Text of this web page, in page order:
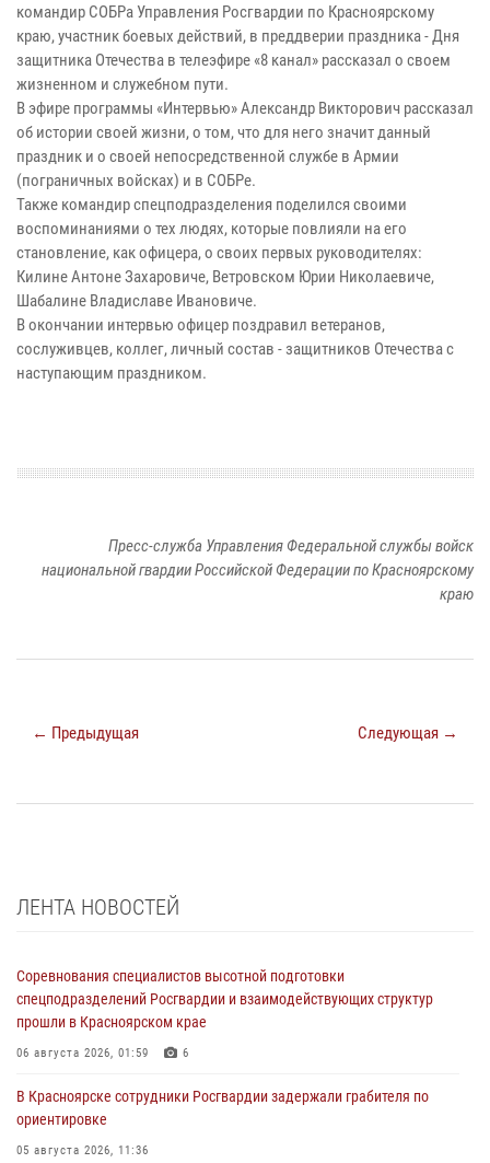
командир СОБРа Управления Росгвардии по Красноярскому
краю, участник боевых действий, в преддверии праздника - Дня
защитника Отечества в телеэфире «8 канал» рассказал о своем
жизненном и служебном пути.
В эфире программы «Интервью» Александр Викторович рассказал
об истории своей жизни, о том, что для него значит данный
праздник и о своей непосредственной службе в Армии
(пограничных войсках) и в СОБРе.
Также командир спецподразделения поделился своими
воспоминаниями о тех людях, которые повлияли на его
становление, как офицера, о своих первых руководителях:
Килине Антоне Захаровиче, Ветровском Юрии Николаевиче,
Шабалине Владиславе Ивановиче.
В окончании интервью офицер поздравил ветеранов,
сослуживцев, коллег, личный состав - защитников Отечества с
наступающим праздником.
Пресс-служба Управления Федеральной службы войск
национальной гвардии Российской Федерации по Красноярскому
краю
← Предыдущая Следующая →
ЛЕНТА НОВОСТЕЙ
Соревнования специалистов высотной подготовки
спецподразделений Росгвардии и взаимодействующих структур
прошли в Красноярском крае
06 августа 2026, 01:59 6
В Красноярске сотрудники Росгвардии задержали грабителя по
ориентировке
05 августа 2026, 11:36